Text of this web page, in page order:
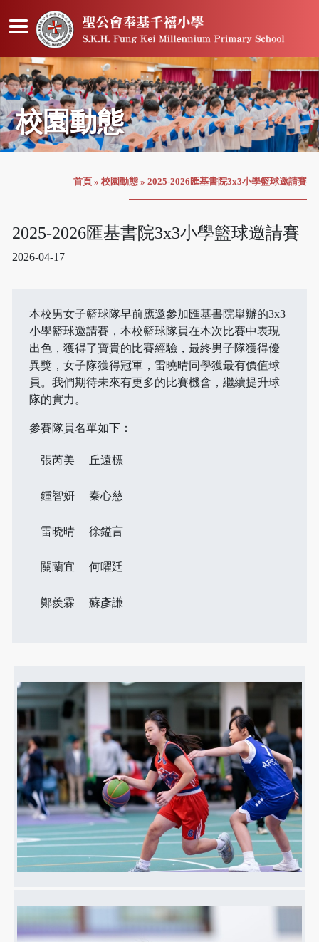
校園動態
首頁 » 校園動態 » 2025-2026匯基書院3x3小學籃球邀請賽
2025-2026匯基書院3x3小學籃球邀請賽
2026-04-17
本校男女子籃球隊早前應邀參加匯基書院舉辦的3x3
小學籃球邀請賽，本校籃球隊員在本次比賽中表現
出色，獲得了寶貴的比賽經驗，最終男子隊獲得優
異獎，女子隊獲得冠軍，雷曉晴同學獲最有價值球
員。我們期待未來有更多的比賽機會，繼續提升球
隊的實力。
參賽隊員名單如下：
張芮美 丘遠標
鍾智妍 秦心慈
雷晓晴 徐鎰言
關蘭宜 何曜廷
鄭羨霖 蘇彥謙